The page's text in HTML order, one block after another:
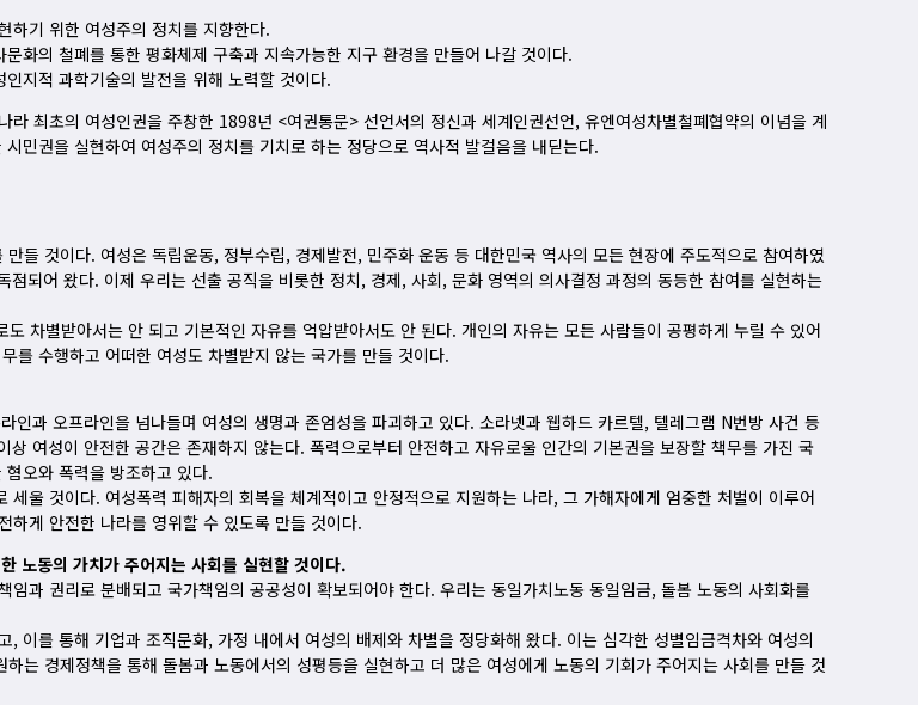
하기 위한 여성주의 정치를 지향한다.
화의 철폐를 통한 평화체제 구축과 지속가능한 지구 환경을 만들어 나갈 것이다.
지적 과학기술의 발전을 위해 노력할 것이다.
최초의 여성인권을 주창한 1898년 <여권통문> 선언서의 정신과 세계인권선언, 유엔여성차별철폐협약의 이념을 계
민권을 실현하여 여성주의 정치를 기치로 하는 정당으로 역사적 발걸음을 내딛는다.
들 것이다. 여성은 독립운동, 정부수립, 경제발전, 민주화 운동 등 대한민국 역사의 모든 현장에 주도적으로 참여하였
되어 왔다. 이제 우리는 선출 공직을 비롯한 정치, 경제, 사회, 문화 영역의 의사결정 과정의 동등한 참여를 실현하는
차별받아서는 안 되고 기본적인 자유를 억압받아서도 안 된다. 개인의 자유는 모든 사람들이 공평하게 누릴 수 있어
를 수행하고 어떠한 여성도 차별받지 않는 국가를 만들 것이다.
과 오프라인을 넘나들며 여성의 생명과 존엄성을 파괴하고 있다. 소라넷과 웹하드 카르텔, 텔레그램 N번방 사건 등
여성이 안전한 공간은 존재하지 않는다. 폭력으로부터 안전하고 자유로울 인간의 기본권을 보장할 책무를 가진 국
오와 폭력을 방조하고 있다.
울 것이다. 여성폭력 피해자의 회복을 체계적이고 안정적으로 지원하는 나라, 그 가해자에게 엄중한 처벌이 이루어
하게 안전한 나라를 영위할 수 있도록 만들 것이다.
노동의 가치가 주어지는 사회를 실현할 것이다.
과 권리로 분배되고 국가책임의 공공성이 확보되어야 한다. 우리는 동일가치노동 동일임금, 돌봄 노동의 사회화를
이를 통해 기업과 조직문화, 가정 내에서 여성의 배제와 차별을 정당화해 왔다. 이는 심각한 성별임금격차와 여성의
는 경제정책을 통해 돌봄과 노동에서의 성평등을 실현하고 더 많은 여성에게 노동의 기회가 주어지는 사회를 만들 것